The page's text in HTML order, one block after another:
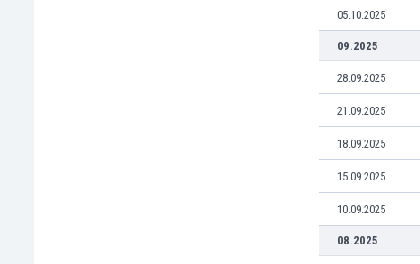
05.10.2025
09.2025
28.09.2025
21.09.2025
18.09.2025
15.09.2025
10.09.2025
08.2025